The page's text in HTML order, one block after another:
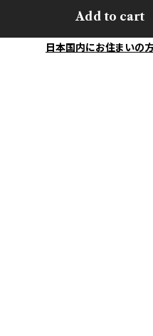
Add to cart
日本国内にお住まいの